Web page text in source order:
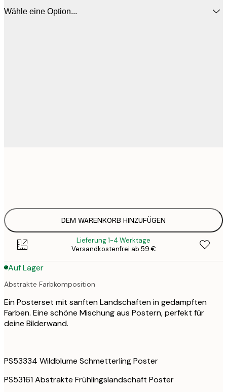
Wähle eine Option...
DEM WARENKORB HINZUFÜGEN
Lieferung 1-4 Werktage
Versandkostenfrei ab 59 €
Auf Lager
Abstrakte Farbkomposition
Ein Posterset mit sanften Landschaften in gedämpften
Farben. Eine schöne Mischung aus Postern, perfekt für
deine Bilderwand.
PS53334 Wildblume Schmetterling Poster
PS53161 Abstrakte Frühlingslandschaft Poster